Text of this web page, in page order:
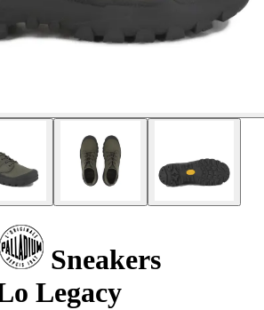
Sneakers
Legacy